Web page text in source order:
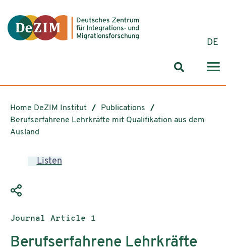
DE
Search
Home DeZIM Institut
Publications
Berufserfahrene Lehrkräfte mit Qualifikation aus dem
Ausland
Listen
Publication type:
Journal Article 1
Berufserfahrene Lehrkräfte